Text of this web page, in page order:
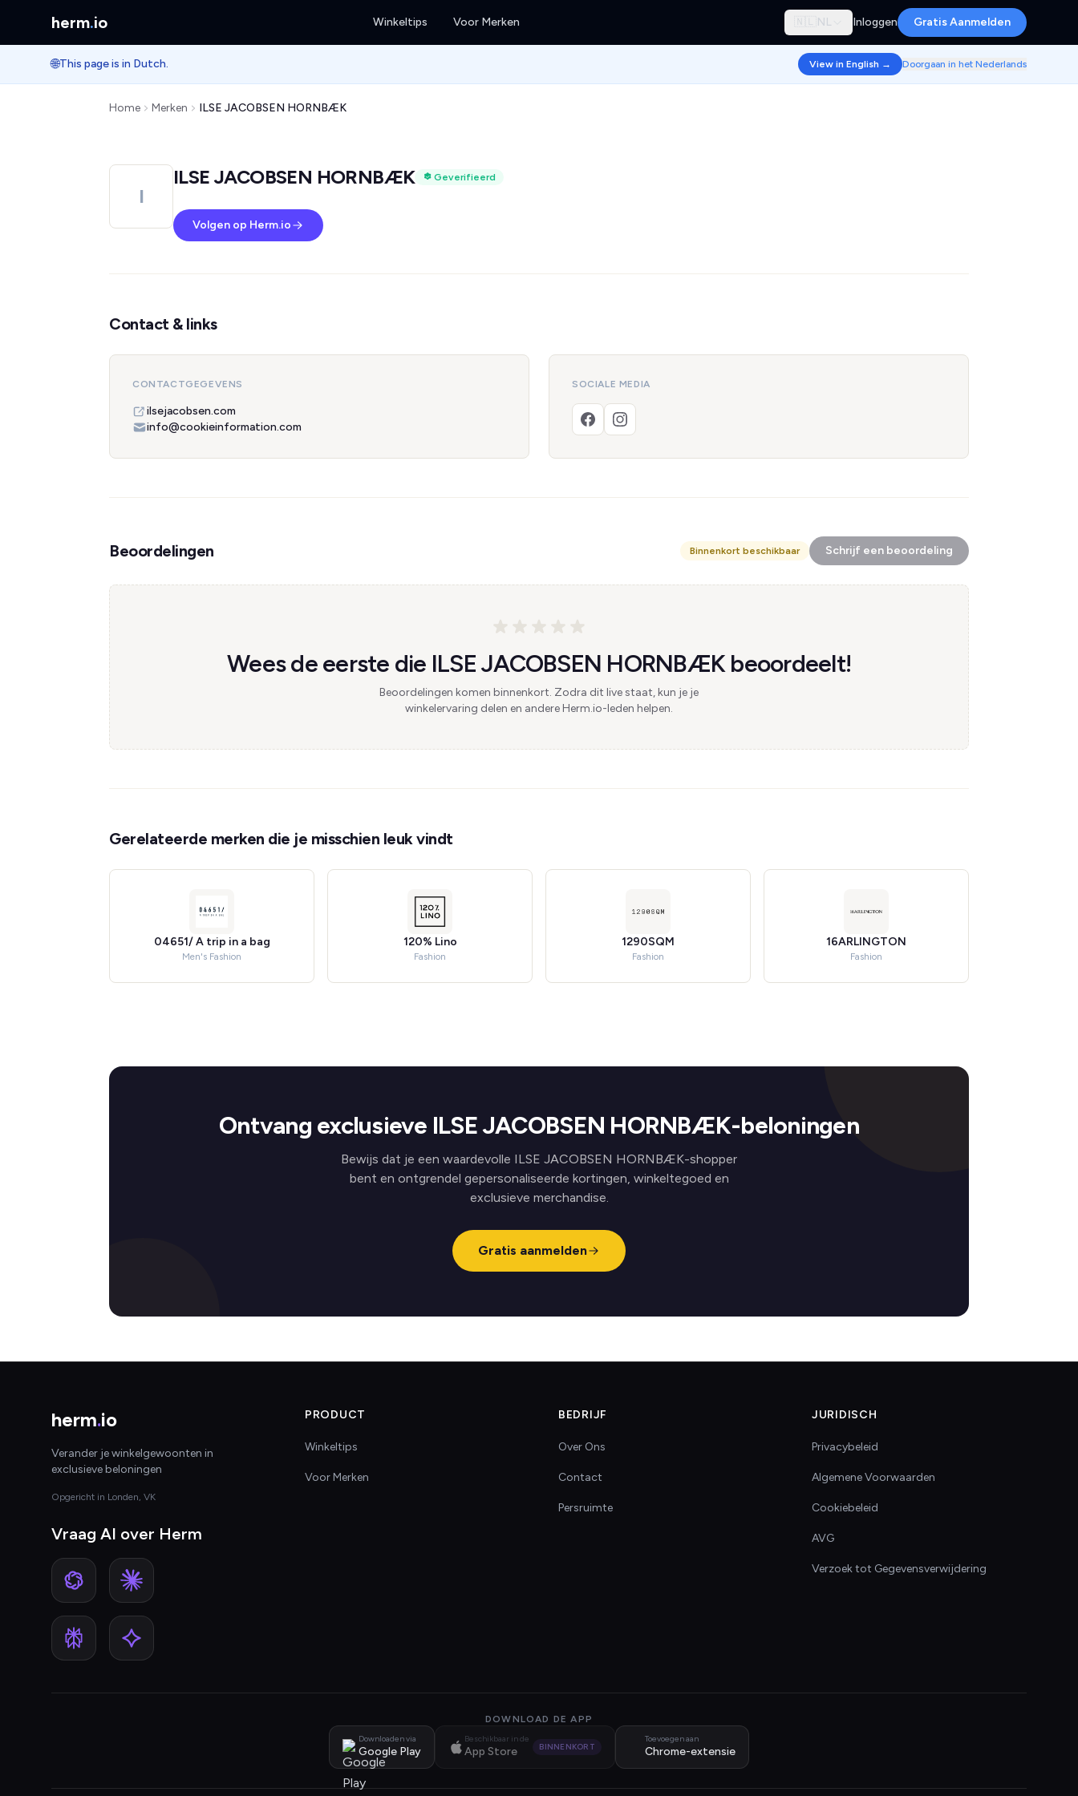
herm.io Winkeltips Voor Merken 🇳🇱 NL Inloggen Gratis Aanmelden
🌐This page is in Dutch. View in English → Doorgaan in het Nederlands
Home Merken ILSE JACOBSEN HORNBÆK
I
ILSE JACOBSEN HORNBÆK Geverifieerd
Volgen op Herm.io
Contact & links
CONTACTGEGEVENS
ilsejacobsen.com
info@cookieinformation.com
SOCIALE MEDIA
Beoordelingen Binnenkort beschikbaar Schrijf een beoordeling
Wees de eerste die ILSE JACOBSEN HORNBÆK beoordeelt!
Beoordelingen komen binnenkort. Zodra dit live staat, kun je je
winkelervaring delen en andere Herm.io-leden helpen.
Gerelateerde merken die je misschien leuk vindt
04651/ A trip in a bag
Men's Fashion
120% Lino
Fashion
1290SQM
Fashion
16ARLINGTON
Fashion
Ontvang exclusieve ILSE JACOBSEN HORNBÆK-beloningen
Bewijs dat je een waardevolle ILSE JACOBSEN HORNBÆK-shopper
bent en ontgrendel gepersonaliseerde kortingen, winkeltegoed en
exclusieve merchandise.
Gratis aanmelden
herm.io
Verander je winkelgewoonten in
exclusieve beloningen
Opgericht in Londen, VK
Vraag AI over Herm
PRODUCT
Winkeltips
Voor Merken
BEDRIJF
Over Ons
Contact
Persruimte
JURIDISCH
Privacybeleid
Algemene Voorwaarden
Cookiebeleid
AVG
Verzoek tot Gegevensverwijdering
DOWNLOAD DE APP
Downloaden via
Google Play
Beschikbaar in de
App Store BINNENKORT
Toevoegen aan
Chrome-extensie